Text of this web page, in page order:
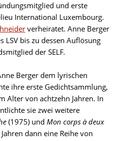
und erste
International Luxembourg.
verheiratet. Anne Berger
bis zu dessen Auflösung
der SELF.
Berger dem lyrischen
ihre erste Gedichtsammlung,
Alter von achtzehn Jahren. In
sie zwei weitere
(1975) und Mon corps à deux
dann eine Reihe von